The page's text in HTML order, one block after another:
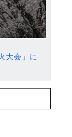
大会」に